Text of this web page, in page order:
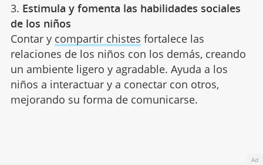
3. Estimula y fomenta las habilidades sociales
de los niños
Contar y compartir chistes fortalece las
relaciones de los niños con los demás, creando
un ambiente ligero y agradable. Ayuda a los
niños a interactuar y a conectar con otros,
mejorando su forma de comunicarse.
Ad